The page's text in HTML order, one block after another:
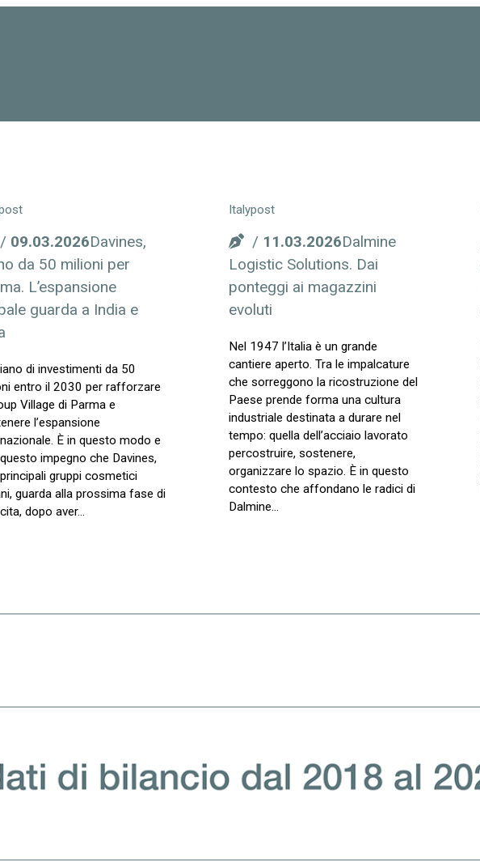
09.03.2026Davines,
da 50 milioni per
L’espansione
guarda a India e
di investimenti da 50
entro il 2030 per rafforzare
Village di Parma e
l’espansione
È in questo modo e
impegno che Davines,
gruppi cosmetici
guarda alla prossima fase di
dopo aver…
Italypost
11.03.2026Dalmine
Logistic Solutions. Dai
ponteggi ai magazzini
evoluti
Nel 1947 l’Italia è un grande
cantiere aperto. Tra le impalcature
che sorreggono la ricostruzione del
Paese prende forma una cultura
industriale destinata a durare nel
tempo: quella dell’acciaio lavorato
percostruire, sostenere,
organizzare lo spazio. È in questo
contesto che affondano le radici di
Dalmine…